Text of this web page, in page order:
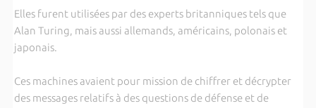
Elles furent utilisées par des experts britanniques tels que
Alan Turing, mais aussi allemands, américains, polonais et
japonais.
Ces machines avaient pour mission de chiffrer et décrypter
des messages relatifs à des questions de défense et de